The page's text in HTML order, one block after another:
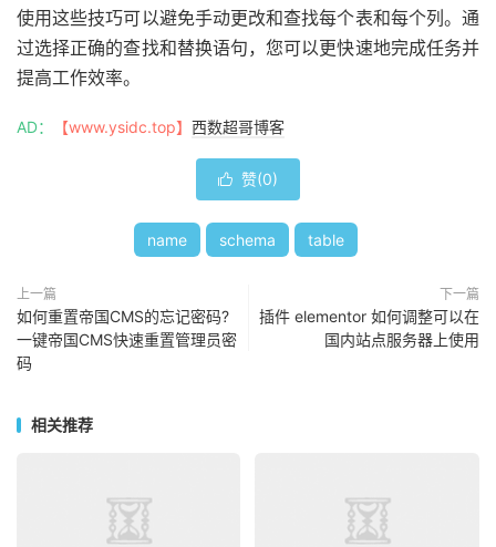
使用这些技巧可以避免手动更改和查找每个表和每个列。通
过选择正确的查找和替换语句，您可以更快速地完成任务并
提高工作效率。
AD： 【www.ysidc.top】 西数超哥博客
 赞(0)
name schema table
上一篇
如何重置帝国CMS的忘记密码?
一键帝国CMS快速重置管理员密
码
下一篇
插件 elementor 如何调整可以在
国内站点服务器上使用
相关推荐